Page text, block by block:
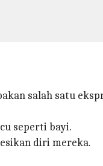
salah satu
seperti bayi.
diri mereka.